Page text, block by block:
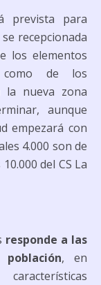
prevista para
recepcionada
los elementos
de los
la nueva zona
aunque
empezará con
4.000 son de
del CS La
responde a las
, en